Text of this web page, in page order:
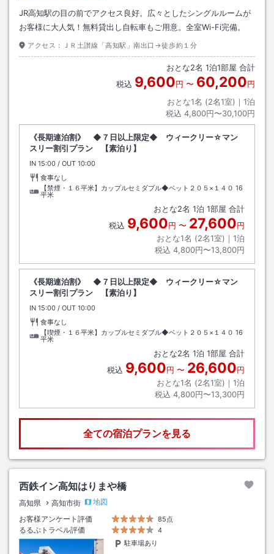
JR高知駅の目の前でアクセス良好。広々としたシングルルームが
お客様に大人気！無料貸出し自転車もご用意。全室Wi-Fi完備。
アクセス： ＪＲ土讃線「高知駅」南出口→徒歩約１分
おとな2名 1泊1部屋 合計
税込 9,600円 〜 60,200円
おとな1名 (2名1室)｜ 1泊
税込 4,800円〜30,100円
《長期連泊割》 ◆７日以上限定◆ ウィークリー☆マン
スリー割引プラン 【素泊り】
IN チェックイン
15:00 / OUT チェックアウト
10:00
食事なし
【禁煙・１６平米】カップルセミダブル◆ベット２０５×１４０ 16
平米
おとな2名 1泊 1部屋 合計
税込 9,600円 〜 27,600円
おとな1名 (2名1室)｜ 1泊
税込 4,800円〜13,800円
《長期連泊割》 ◆７日以上限定◆ ウィークリー☆マン
スリー割引プラン 【素泊り】
IN チェックイン
15:00 / OUT チェックアウト
10:00
食事なし
【喫煙・１６平米】カップルセミダブル◆ベット２０５×１４０ 16
平米
おとな2名 1泊 1部屋 合計
税込 9,600円 〜 26,600円
おとな1名 (2名1室)｜ 1泊
税込 4,800円〜13,300円
全ての宿泊プランを見る
西鉄イン高知はりまや橋
高知県 高知市街
地図
お客様アンケート評価
85点
るるぶトラベル評価
4
駐車場あり